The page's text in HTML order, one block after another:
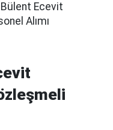
Ecevit
Alımı